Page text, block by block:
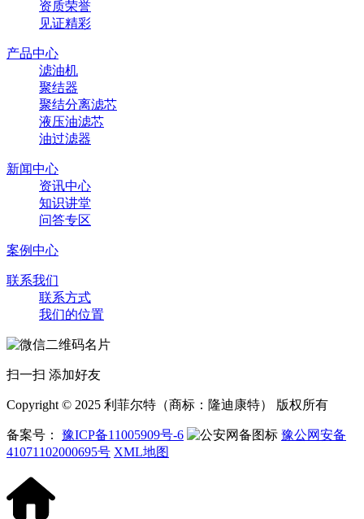
资质荣誉
见证精彩
产品中心
滤油机
聚结器
聚结分离滤芯
液压油滤芯
油过滤器
新闻中心
资讯中心
知识讲堂
问答专区
案例中心
联系我们
联系方式
我们的位置
扫一扫 添加好友
Copyright © 2025 利菲尔特（商标：隆迪康特） 版权所有
备案号： 豫ICP备11005909号-6
豫公网安备
41071102000695号 XML地图